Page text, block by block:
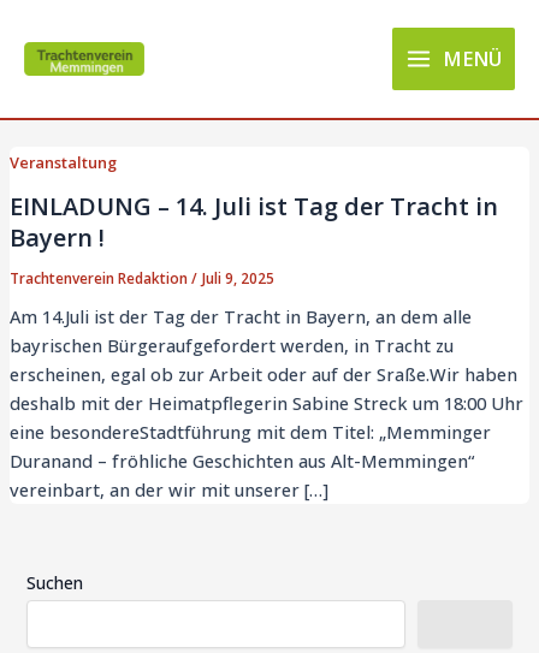
Inhalt
springen
Main
Menu
MENÜ
Veranstaltung
EINLADUNG – 14. Juli ist Tag der Tracht in
Bayern !
Trachtenverein Redaktion/ Juli 9, 2025
Am 14.Juli ist der Tag der Tracht in Bayern, an dem alle
bayrischen Bürgeraufgefordert werden, in Tracht zu
erscheinen, egal ob zur Arbeit oder auf der Sraße.Wir haben
deshalb mit der Heimatpflegerin Sabine Streck um 18:00 Uhr
eine besondereStadtführung mit dem Titel: „Memminger
Duranand – fröhliche Geschichten aus Alt-Memmingen“
vereinbart, an der wir mit unserer […]
Suchen